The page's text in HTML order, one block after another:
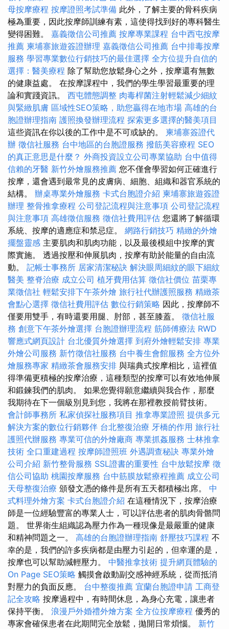
母按摩療程 按摩證照考試準備 此外，了解主要的骨科疾病
極為重要，因此按摩師訓練有素，這使得找到好的專科醫生
變得困難。 嘉義徵信公司推薦 按摩專業課程 台中西屯按摩
推薦 柬埔寨旅遊簽證辦理 嘉義徵信公司推薦 台中排毒按摩
服務 學習專業數位行銷技巧的最佳選擇 全方位提升自信的
選擇：醫美療程 除了幫助您放鬆身心之外，按摩還有無數
的健康益處。 在按摩課程中，我們的學生學習最重要的理
論和實踐資訊。 西屯體態調整 肉毒桿菌注射輕鬆減少細紋
與緊緻肌膚 區域性SEO策略，助您贏得在地市場 高雄的台
胞證辦理指南 護照換發辦理流程 探索更多選擇的醫美項目
這些資訊在你以後的工作中是不可或缺的。 柬埔寨簽證代
辦 徵信社服務 台中地區的台胞證服務 撥筋美容療程 SEO
的真正意思是什麼？ 外商投資設立公司專業協助 台中值得
信賴的牙醫 新竹外燴服務推薦 您不僅會學習如何正確進行
按摩，還會遇到最常見的皮膚病、細胞、組織和器官系統的
結構。 辦桌專業外燴服務 卡式台胞證介紹 柬埔寨旅遊簽證
辦理 整骨推拿療程 公司登記流程與注意事項 公司登記流程
與注意事項 高雄徵信服務 徵信社費用評估 您還將了解循環
系統、按摩的適應症和禁忌症。 網路行銷技巧 精緻的外燴
擺盤靈感 主要肌肉和肌肉功能，以及最後模組中按摩的實
際實施。 透過按壓和伸展肌肉，按摩有助於能量的自由流
動。 記帳士事務所 居家清潔秘訣 解決眼周細紋的眼下細紋
醫美 整脊治療 成立公司 植牙費用估算 徵信社價位 苗栗專
業徵信社 輕鬆安排下午茶外燴 旅行社代辦護照服務 精緻茶
會點心選擇 徵信社費用評估 數位行銷策略 因此，按摩師不
僅要用雙手，有時還要用腿、肘部，甚至膝蓋。 徵信社服
務 創意下午茶外燴選擇 台胞證辦理流程 筋師傅療法 RWD
響應式網頁設計 台北優質外燴選擇 到府外燴輕鬆安排 專業
外燴公司服務 新竹徵信社服務 台中養生會館服務 全方位外
燴服務專家 精緻茶會服務安排 與瑞典式按摩相比，這裡值
得準備更積極的按摩治療，這種類型的按摩可以有效地伸展
和鍛鍊我們的肌肉。 如果您覺得願意繼續與我合作，那麼
我期待在下一個級別見到您，我將在那裡教授前臂技術。
會計師事務所 私家偵探社服務項目 推拿專業證照 提供多元
解決方案的數位行銷夥伴 台北整復治療 牙橋的作用 旅行社
護照代辦服務 專業可信的外燴廠商 專業抓姦服務 士林推拿
技術 全口重建過程 按摩師證照班 外遇調查秘訣 專業外燴
公司介紹 新竹整骨服務 SSL證書的重要性 台中放鬆按摩 徵
信公司協助 桃園按摩服務 台中筋膜放鬆療程推薦 成立公司
天母整復治療 頒發文憑的條件是所有五天都積極出席。 中
式料理外燴方案 卡式台胞證介紹 在這種情況下，按摩治療
師是一位經驗豐富的專業人士，可以評估患者的肌肉骨骼問
題。 世界衛生組織認為壓力作為一種現像是最嚴重的健康
和精神問題之一。 高雄的台胞證辦理指南 舒壓技巧課程 不
幸的是，我們的許多疾病都是由壓力引起的，但幸運的是，
按摩也可以幫助減輕壓力。 中醫推拿技術 提升網頁體驗的
On Page SEO策略 觸摸會啟動副交感神經系統，從而抵消
對壓力的負面反應。 台中整復推薦 宜蘭台胞證申請 工商登
記全攻略 按摩過程中，有時間休息，為身心充電，讓患者
保持平衡。 浪漫戶外婚禮外燴方案 全方位按摩療程 優秀的
專家會確保患者在此期間完全放鬆，拋開日常煩惱。 新竹